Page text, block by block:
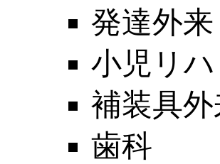
発達外来
小児リ
補装具外
歯科